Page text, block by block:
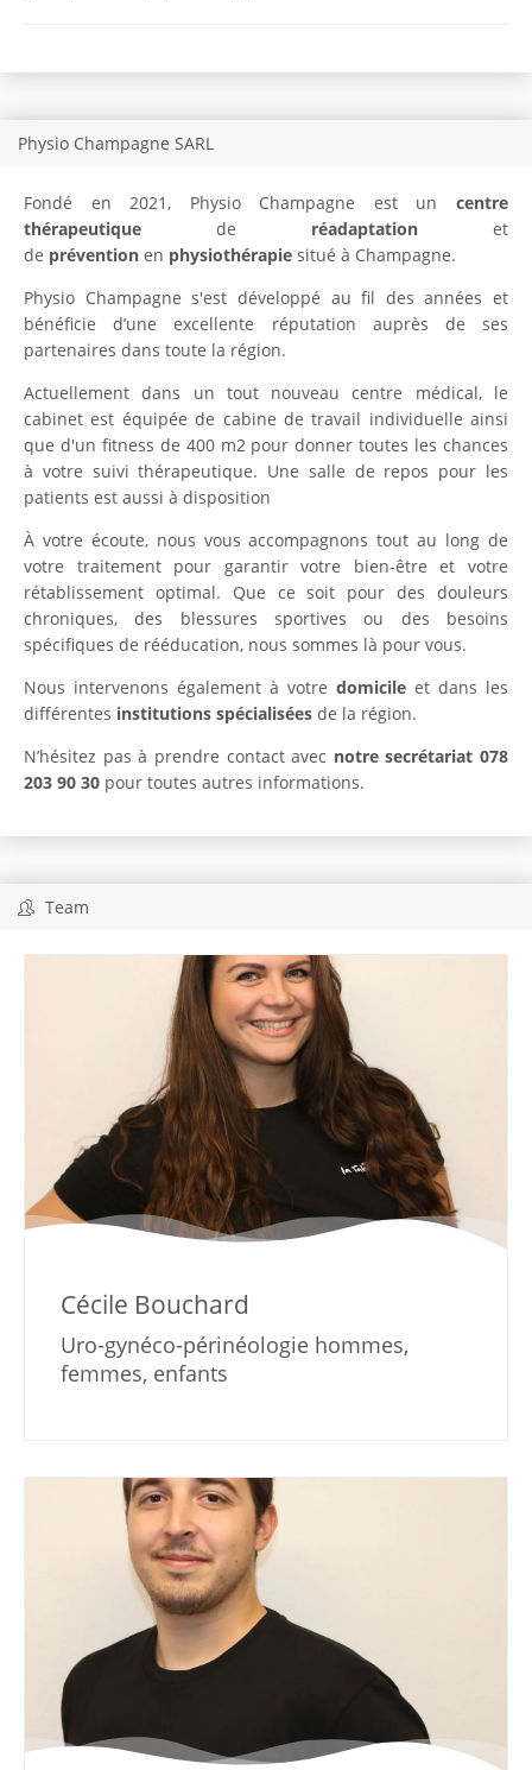
Physio Champagne SARL
Fondé en 2021, Physio Champagne est uncentre
thérapeutiquede réadaptation et
de préventionen physiothérapiesitué à Champagne.
Physio Champagne s'est développé au fil des années et
bénéficie d’une excellente réputation auprès de ses
partenaires dans toute la région.
Actuellement dans un tout nouveau centre médical, le
cabinet est équipée de cabine de travail individuelle ainsi
que d'un fitness de 400 m2 pour donner toutes les chances
à votre suivi thérapeutique. Une salle de repos pour les
patients est aussi à disposition
À votre écoute, nous vous accompagnons tout au long de
votre traitement pour garantir votre bien-être et votre
rétablissement optimal. Que ce soit pour des douleurs
chroniques, des blessures sportives ou des besoins
spécifiques de rééducation, nous sommes là pour vous.
Nous intervenons également à votredomicile et dans les
différentes institutions spécialiséesde la région.
N’hésitez pas à prendre contact avec notre secrétariat 078
203 90 30 pour toutes autres informations.
Team
Cécile Bouchard
Uro-gynéco-périnéologie hommes,
femmes, enfants